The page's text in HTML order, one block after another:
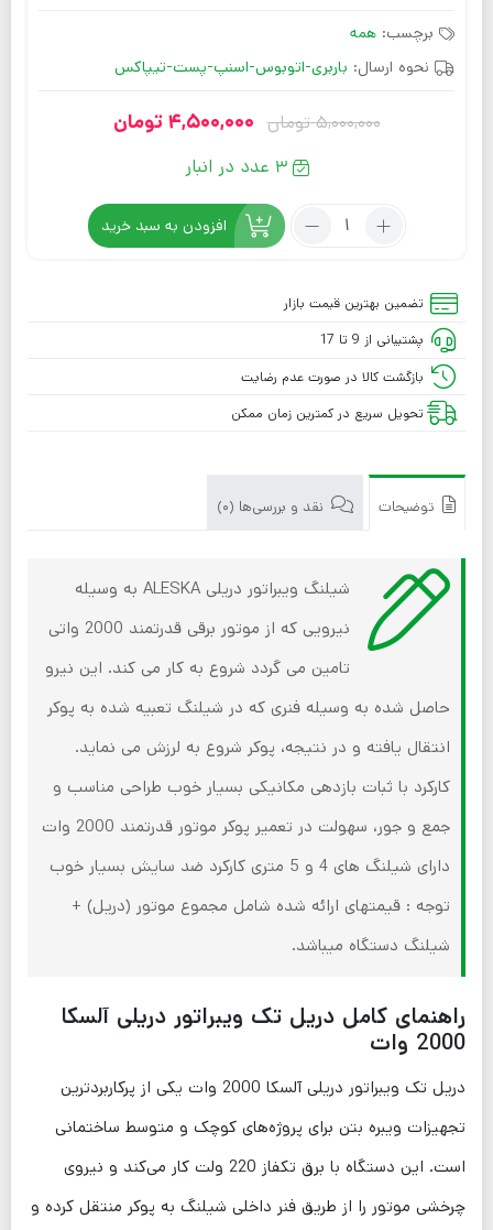
برچسب: همه
نحوه ارسال: باربری-اتوبوس-اسنپ-پست-تیپاکس
5,000,000 تومان 4,500,000 تومان
3 عدد در انبار
افزودن به سبد خرید
تضمین بهترین قیمت بازار
پشتیبانی از 9 تا 17
بازگشت کالا در صورت عدم رضایت
تحویل سریع در کمترین زمان ممکن
توضیحات نقد و بررسی‌ها (0)
شیلنگ ویبراتور دریلی ALESKA به وسیله
نیرویی که از موتور برقی قدرتمند 2000 واتی
تامین می گردد شروع به کار می کند. این نیرو
حاصل شده به وسیله فنری که در شیلنگ تعبیه شده به پوکر
انتقال یافته و در نتیجه، پوکر شروع به لرزش می نماید.
کارکرد با ثبات بازدهی مکانیکی بسیار خوب طراحی مناسب و
جمع و جور، سهولت در تعمیر پوکر موتور قدرتمند 2000 وات
دارای شیلنگ های 4 و 5 متری کارکرد ضد سایش بسیار خوب
توجه : قیمتهای ارائه شده شامل مجموع موتور (دریل) +
شیلنگ دستگاه میباشد.
راهنمای کامل دریل تک ویبراتور دریلی آلسکا
2000 وات
دریل تک ویبراتور دریلی آلسکا 2000 وات یکی از پرکاربردترین
تجهیزات ویبره بتن برای پروژه‌های کوچک و متوسط ساختمانی
است. این دستگاه با برق تکفاز 220 ولت کار می‌کند و نیروی
چرخشی موتور را از طریق فنر داخلی شیلنگ به پوکر منتقل کرده و